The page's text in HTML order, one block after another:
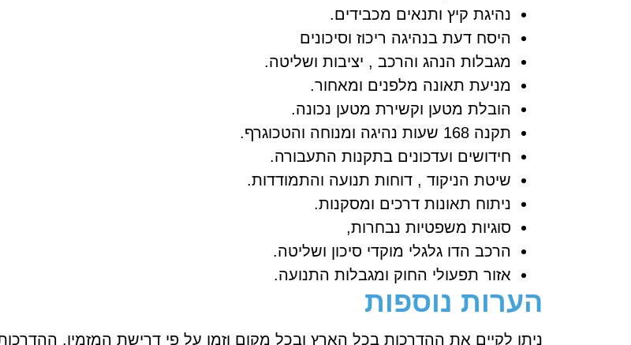
נהיגת קיץ ותנאים מכבידים.
היסח דעת בנהיגה ריכוז וסיכונים
מגבלות הנהג והרכב , יציבות ושליטה.
מניעת תאונה מלפנים ומאחור.
הובלת מטען וקשירת מטען נכונה.
תקנה 168 שעות נהיגה ומנוחה והטכוגרף.
חידושים ועדכונים בתקנות התעבורה.
שיטת הניקוד , דוחות תנועה והתמודדות.
ניתוח תאונות דרכים ומסקנות.
סוגיות משפטיות נבחרות,
הרכב הדו גלגלי מוקדי סיכון ושליטה.
אזור תפעולי החוק ומגבלות התנועה.
הערות נוספות
ניתן לקיים את ההדרכות בכל הארץ ובכל מקום וזמן על פי דרישת המזמין.